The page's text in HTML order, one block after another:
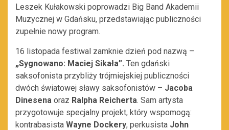
Leszek Kułakowski poprowadzi Big Band Akademii
Muzycznej w Gdańsku, przedstawiając publiczności
zupełnie nowy program.
16 listopada festiwal zamknie dzień pod nazwą –
„Sygnowano: Maciej Sikała”. Ten gdański
saksofonista przybliży trójmiejskiej publiczności
dwóch światowej sławy saksofonistów – Jacoba
Dinesena oraz Ralpha Reicherta. Sam artysta
przygotowuje specjalny projekt, który wspomogą:
kontrabasista Wayne Dockery, perkusista John